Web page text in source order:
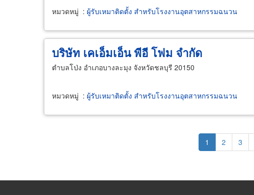
หมวดหมู่ : ผู้รับเหมาติดตั้ง สำหรับโรงงานอุตสาหกรรมฉนวน
บริษัท เคเอ็มเอ็น พีอี โฟม จำกัด
ตำบลโป่ง อำเภอบางละมุง จังหวัดชลบุรี 20150
หมวดหมู่ : ผู้รับเหมาติดตั้ง สำหรับโรงงานอุตสาหกรรมฉนวน
Current
page
1 Page
2 Page
3